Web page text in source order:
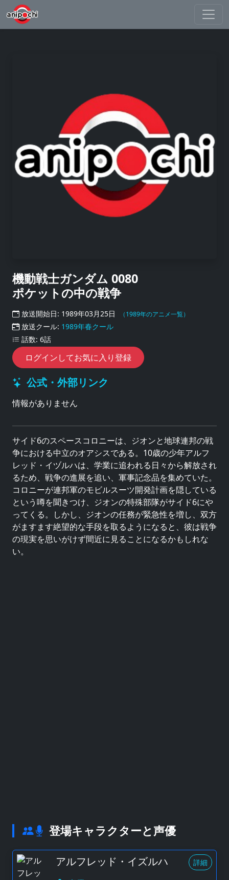
機動戦士ガンダム 0080
ポケットの中の戦争
放送開始日: 1989年03月25日 （1989年のアニメ一覧）
放送クール: 1989年春クール
話数: 6話
ログインしてお気に入り登録
公式・外部リンク
情報がありません
サイド6のスペースコロニーは、ジオンと地球連邦の戦
争における中立のオアシスである。10歳の少年アルフ
レッド・イヅルハは、学業に追われる日々から解放され
るため、戦争の進展を追い、軍事記念品を集めていた。
コロニーが連邦軍のモビルスーツ開発計画を隠している
という噂を聞きつけ、ジオンの特殊部隊がサイド6にや
ってくる。しかし、ジオンの任務が緊急性を増し、双方
がますます絶望的な手段を取るようになると、彼は戦争
の現実を思いがけず間近に見ることになるかもしれな
い。
登場キャラクターと声優
アルフレッド・イズルハ 詳細